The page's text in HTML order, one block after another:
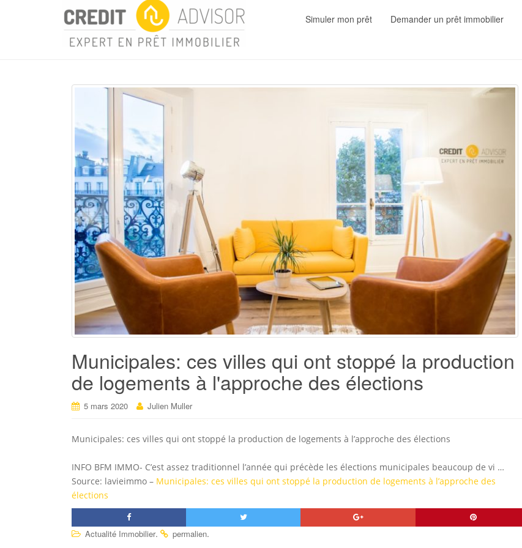
Simuler mon prêt Demander un prêt immobilier
Municipales: ces villes qui ont stoppé la production
de logements à l'approche des élections
5 mars 2020 Julien Muller
Municipales: ces villes qui ont stoppé la production de logements à l’approche des élections
INFO BFM IMMO- C’est assez traditionnel l’année qui précède les élections municipales beaucoup de vi …
Source: lavieimmo – Municipales: ces villes qui ont stoppé la production de logements à l’approche des
élections
Actualité Immobilier. permalien.